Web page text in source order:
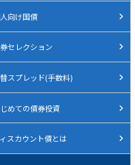
向け国債
セレクション
スプレッド(手数料)
めての債券投資
スカウント債とは